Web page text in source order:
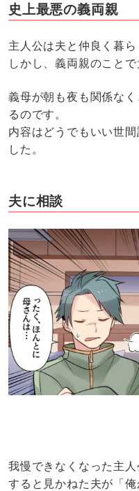
史上最悪の義両親
主人公は夫と仲良く暮ら
しかし、義両親のこと
義母が朝も夜も関係な
るのです。
内容はどうでもいい世
した。
夫に相談
我慢できなくなった主人
すると見かねた夫が「